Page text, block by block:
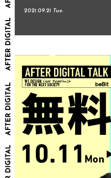
2021.09.21 Tue.